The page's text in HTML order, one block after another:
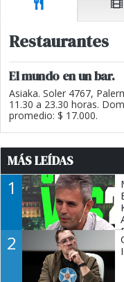
Restaurantes
El mundo en un bar.
Asiaka. Soler 4767,
11.30 a 23.30 horas.
promedio: $ 17.000.
MÁS LEÍDAS
1
2